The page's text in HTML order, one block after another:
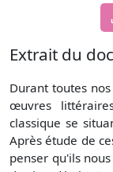
Extrait du
Durant toutes
œuvres
classique se
Après étude de
penser qu'ils